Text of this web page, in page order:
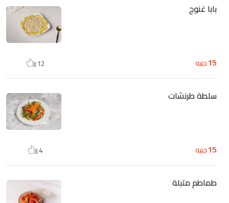
بابا غنوج
15جنيه 12
سلطة طرنشات
15جنيه 4
طماطم متبلة